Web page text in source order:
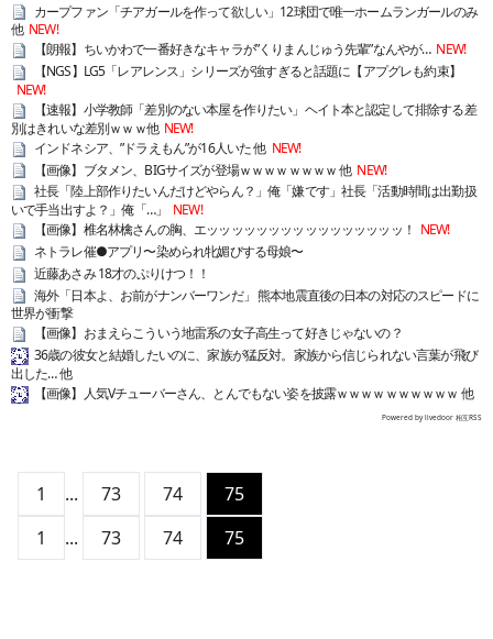
カープファン「チアガールを作って欲しい」12球団で唯一ホームランガールのみ
他 NEW!
【朗報】ちいかわで一番好きなキャラが”くりまんじゅう先輩”なんやが… NEW!
【NGS】LG5「レアレンス」シリーズが強すぎると話題に【アプグレも約束】
NEW!
【速報】小学教師「差別のない本屋を作りたい」ヘイト本と認定して排除する差
別はきれいな差別ｗｗｗ他 NEW!
インドネシア、”ドラえもん”が16人いた 他 NEW!
【画像】ブタメン、BIGサイズが登場ｗｗｗｗｗｗｗｗ 他 NEW!
社長「陸上部作りたいんだけどやらん？」俺「嫌です」社長「活動時間は出勤扱
いで手当出すよ？」俺「…」
NEW!
【画像】椎名林檎さんの胸、エッッッッッッッッッッッッッッッッ！ NEW!
ネトラレ催●アプリ〜染められ牝媚びする母娘〜
近藤あさみ 18才のぷりけつ！！
海外「日本よ、お前がナンバーワンだ」 熊本地震直後の日本の対応のスピードに
世界が衝撃
【画像】おまえらこういう地雷系の女子高生って好きじゃないの？
36歳の彼女と結婚したいのに、家族が猛反対。家族から信じられない言葉が飛び
出した… 他
【画像】人気Vチューバーさん、とんでもない姿を披露ｗｗｗｗｗｗｗｗｗｗ 他
Powered by livedoor 相互RSS
1 ... 73 74
75
1
... 73 74 75